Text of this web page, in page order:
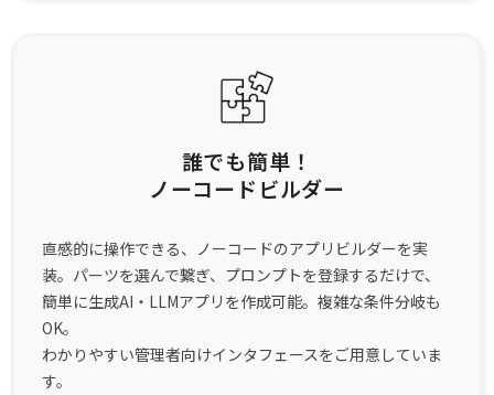
誰でも簡単！
ノーコードビルダー
直感的に操作できる、ノーコードのアプリビルダーを実
装。パーツを選んで繋ぎ、プロンプトを登録するだけで、
簡単に生成AI・LLMアプリを作成可能。複雑な条件分岐も
OK。
わかりやすい管理者向けインタフェースをご用意していま
す。